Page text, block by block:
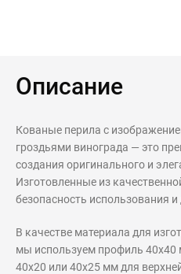
Описание
Кованые перила с
гроздьями винограда — это
создания оригинального и
Изготовленные из
безопасность использования и
В качестве материала для
мы используем профиль 40х40
40х20 или 40х25 мм для